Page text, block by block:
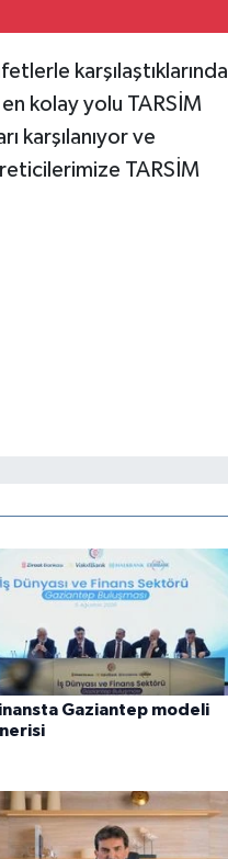
karşılaştıklarında
kolay yolu TARSİM
karşılanıyor ve
TARSİM
Gaziantep modeli